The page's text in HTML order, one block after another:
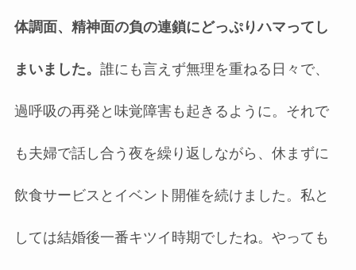
体調面、精神面の負の連鎖にどっぷりハマってし
まいました。 誰にも言えず無理を重ねる日々で、
過呼吸の再発と味覚障害も起きるように。それで
も夫婦で話し合う夜を繰り返しながら、休まずに
飲食サービスとイベント開催を続けました。私と
しては結婚後一番キツイ時期でしたね。やっても